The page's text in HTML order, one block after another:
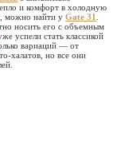
и комфорт в холодную
можно найти у Gate 31
носить его с объемным
успели стать классикой
вариаций — от
халатов, но все они